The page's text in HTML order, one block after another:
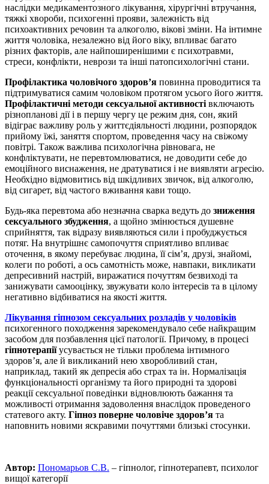
наслідки медикаментозного лікування, хірургічні втручання,
тяжкі хвороби, психогенні прояви, залежність від
психоактивних речовин та алкоголю, вікові зміни. На інтимне
життя чоловіка, незалежно від його віку, впливає багато
різних факторів, але найпоширенішими є психотравми,
стреси, конфлікти, неврози та інші патопсихологічні стани.
Профілактика чоловічого здоров’я повинна проводитися та
підтримуватися самим чоловіком протягом усього його життя.
Профілактичні методи сексуальної активності включають
різнопланові дії і в першу чергу це режим дня, сон, який
відіграє важливу роль у життєдіяльності людини, розпорядок
прийому їжі, заняття спортом, проведення часу на свіжому
повітрі. Також важлива психологічна рівновага, не
конфліктувати, не перевтомлюватися, не доводити себе до
емоційного виснаження, не дратуватися і не виявляти агресію.
Необхідно відмовитись від шкідливих звичок, від алкоголю,
від сигарет, від частого вживання кави тощо.
Будь-яка перевтома або незначна сварка ведуть до зниження
сексуального збудження, а щойно змінюється душевне
сприйняття, так відразу виявляються сили і пробуджується
потяг. На внутрішнє самопочуття сприятливо впливає
оточення, в якому перебуває людина, її сім’я, друзі, знайомі,
колеги по роботі, а ось самотність може, навпаки, викликати
депресивний настрій, виражатися почуттям безвиході та
занижувати самооцінку, звужувати коло інтересів та в цілому
негативно відбиватися на якості життя.
Лікування гіпнозом сексуальних розладів у чоловіків
психогенного походження зарекомендувало себе найкращим
засобом для позбавлення цієї патології. Причому, в процесі
гіпнотерапіїусувається не тільки проблема інтимного
здоров’я, але й викликаний нею хворобливий стан,
наприклад, такий як депресія або страх та ін. Нормалізація
функціональності організму та його природні та здорові
реакції сексуальної поведінки відновлюють бажання та
можливості отримання задоволення внаслідок проведеного
статевого акту. Гіпноз поверне чоловіче здоров’я та
наповнить новими яскравими почуттями близькі стосунки.
Автор: Пономарьов С.В. – гіпнолог, гіпнотерапевт, психолог
вищої категорії